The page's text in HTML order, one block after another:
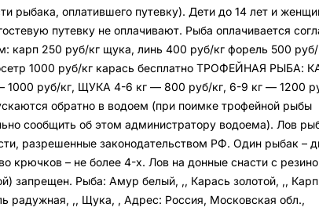
рыбака, оплатившего путевку). Дети до 14 лет и
путевку не оплачивают. Рыба оплачивается
карп 250 руб/кг щука, линь 400 руб/кг форель 500 руб/
1000 руб/кг карась бесплатно ТРОФЕЙНАЯ РЫБА:
1000 руб/кг, ЩУКА 4-6 кг — 800 руб/кг, 6-9 кг — 1200
обратно в водоем (при поимке трофейной рыбы
сообщить об этом администратору водоема). Лов
разрешенные законодательством РФ. Один рыбак –
крючков – не более 4-х. Лов на донные снасти с
запрещен. Рыба: Амур белый, ,, Карась золотой, ,,
радужная, ,, Щука, , Адрес: Россия, Московская обл.,